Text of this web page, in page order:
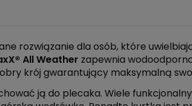
rozwiązanie dla osób, które
All Weather zapewnia
krój gwarantujący maksymalną
ją do plecaka. Wiele